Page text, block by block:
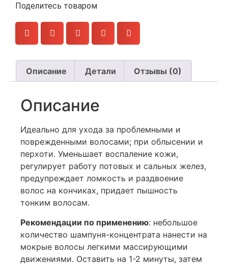
Поделитесь товаром
Описание Детали Отзывы (0)
Описание
Идеально для ухода за проблемными и
поврежденными волосами; при облысении и
перхоти. Уменьшает воспаление кожи,
регулирует работу потовых и сальных желез,
предупреждает ломкость и раздвоение
волос на кончиках, придает пышность
тонким волосам.
Рекомендации по применению: небольшое
количество шампуня-концентрата нанести на
мокрые волосы легкими массирующими
движениями. Оставить на 1-2 минуты, затем